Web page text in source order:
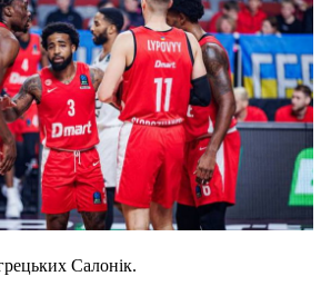
Салонік.